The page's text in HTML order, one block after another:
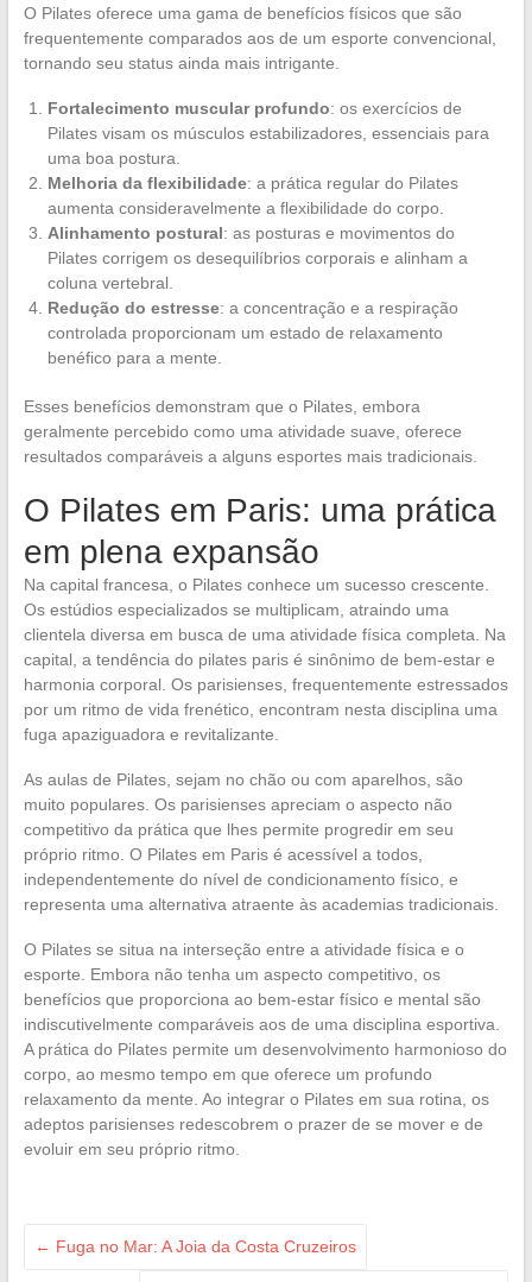
O Pilates oferece uma gama de benefícios físicos que são
frequentemente comparados aos de um esporte convencional,
tornando seu status ainda mais intrigante.
Fortalecimento muscular profundo: os exercícios de
Pilates visam os músculos estabilizadores, essenciais para
uma boa postura.
Melhoria da flexibilidade: a prática regular do Pilates
aumenta consideravelmente a flexibilidade do corpo.
Alinhamento postural: as posturas e movimentos do
Pilates corrigem os desequilíbrios corporais e alinham a
coluna vertebral.
Redução do estresse: a concentração e a respiração
controlada proporcionam um estado de relaxamento
benéfico para a mente.
Esses benefícios demonstram que o Pilates, embora
geralmente percebido como uma atividade suave, oferece
resultados comparáveis a alguns esportes mais tradicionais.
O Pilates em Paris: uma prática
em plena expansão
Na capital francesa, o Pilates conhece um sucesso crescente.
Os estúdios especializados se multiplicam, atraindo uma
clientela diversa em busca de uma atividade física completa. Na
capital, a tendência do pilates paris é sinônimo de bem-estar e
harmonia corporal. Os parisienses, frequentemente estressados
por um ritmo de vida frenético, encontram nesta disciplina uma
fuga apaziguadora e revitalizante.
As aulas de Pilates, sejam no chão ou com aparelhos, são
muito populares. Os parisienses apreciam o aspecto não
competitivo da prática que lhes permite progredir em seu
próprio ritmo. O Pilates em Paris é acessível a todos,
independentemente do nível de condicionamento físico, e
representa uma alternativa atraente às academias tradicionais.
O Pilates se situa na interseção entre a atividade física e o
esporte. Embora não tenha um aspecto competitivo, os
benefícios que proporciona ao bem-estar físico e mental são
indiscutivelmente comparáveis aos de uma disciplina esportiva.
A prática do Pilates permite um desenvolvimento harmonioso do
corpo, ao mesmo tempo em que oferece um profundo
relaxamento da mente. Ao integrar o Pilates em sua rotina, os
adeptos parisienses redescobrem o prazer de se mover e de
evoluir em seu próprio ritmo.
← Fuga no Mar: A Joia da Costa Cruzeiros